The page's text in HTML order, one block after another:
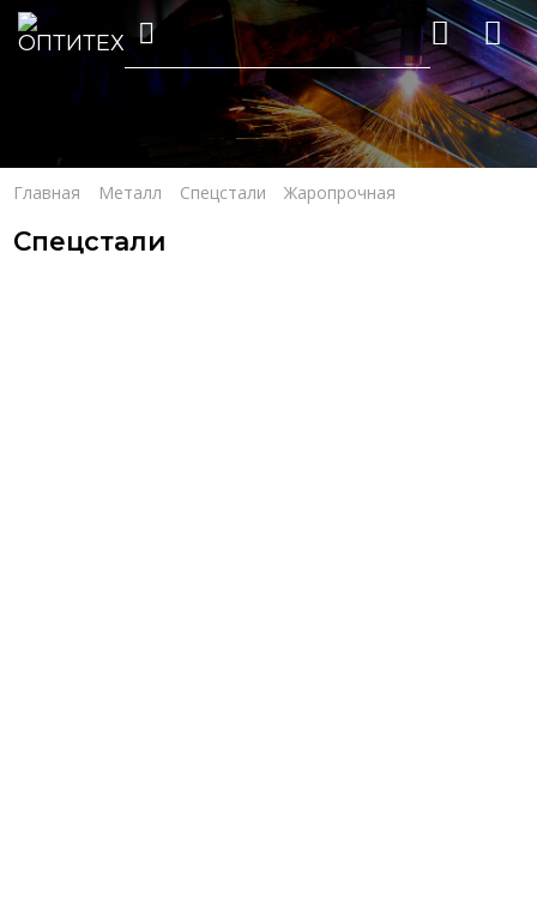
Главная Металл Спецстали Жаропрочная
Спецстали